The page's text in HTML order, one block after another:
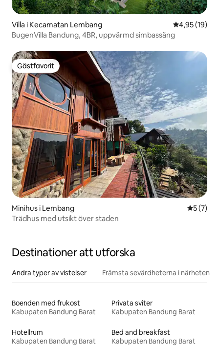
Villa i Kecamatan Lembang 4,95 av 5 i
4,95 (19)
BugenVilla Bandung, 4BR, uppvärmd simbassäng
Gästfavorit
Gästfavorit
Minihus i Lembang 5 av 5 i
5 (7)
Trädhus med utsikt över staden
Destinationer att utforska
Andra typer av vistelser Främsta sevärdheterna i närheten
Boenden med frukost
Kabupaten Bandung Barat
Privata sviter
Kabupaten Bandung Barat
Hotellrum
Kabupaten Bandung Barat
Bed and breakfast
Kabupaten Bandung Barat